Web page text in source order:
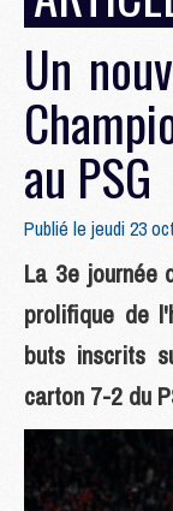
Un
au PSG
Publié le jeudi 23
La 3e journée
prolifique de
buts inscrits
carton 7-2 du